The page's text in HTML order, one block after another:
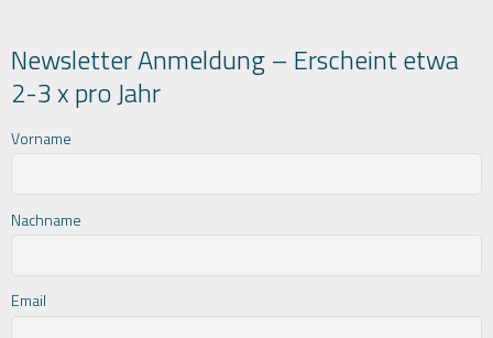
Newsletter Anmeldung – Erscheint etwa
2-3 x pro Jahr
Vorname
Nachname
Email